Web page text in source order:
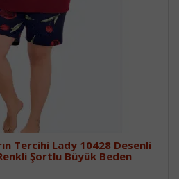
Tercihi Lady 10428 Desenli
Şortlu Büyük Beden